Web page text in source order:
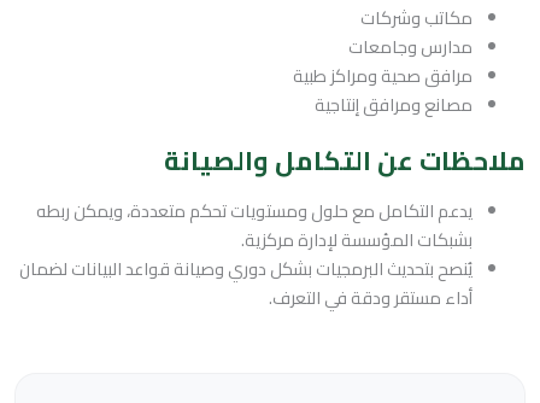
مكاتب وشركات
مدارس وجامعات
مرافق صحية ومراكز طبية
مصانع ومرافق إنتاجية
ملاحظات عن التكامل والصيانة
يدعم التكامل مع حلول ومستويات تحكم متعددة، ويمكن ربطه
بشبكات المؤسسة لإدارة مركزية.
يُنصح بتحديث البرمجيات بشكل دوري وصيانة قواعد البيانات لضمان
أداء مستقر ودقة في التعرف.